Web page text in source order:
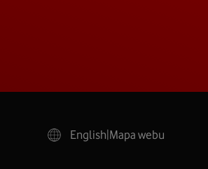
English Mapa webu